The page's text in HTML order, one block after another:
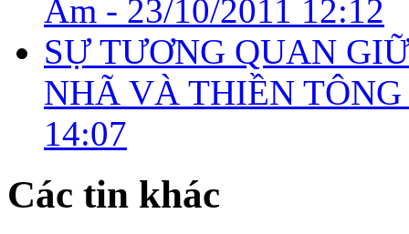
Âm - 23/10/2011 12:12
SỰ TƯƠNG QUAN
NHÃ VÀ THIỀN
14:07
Các tin khác